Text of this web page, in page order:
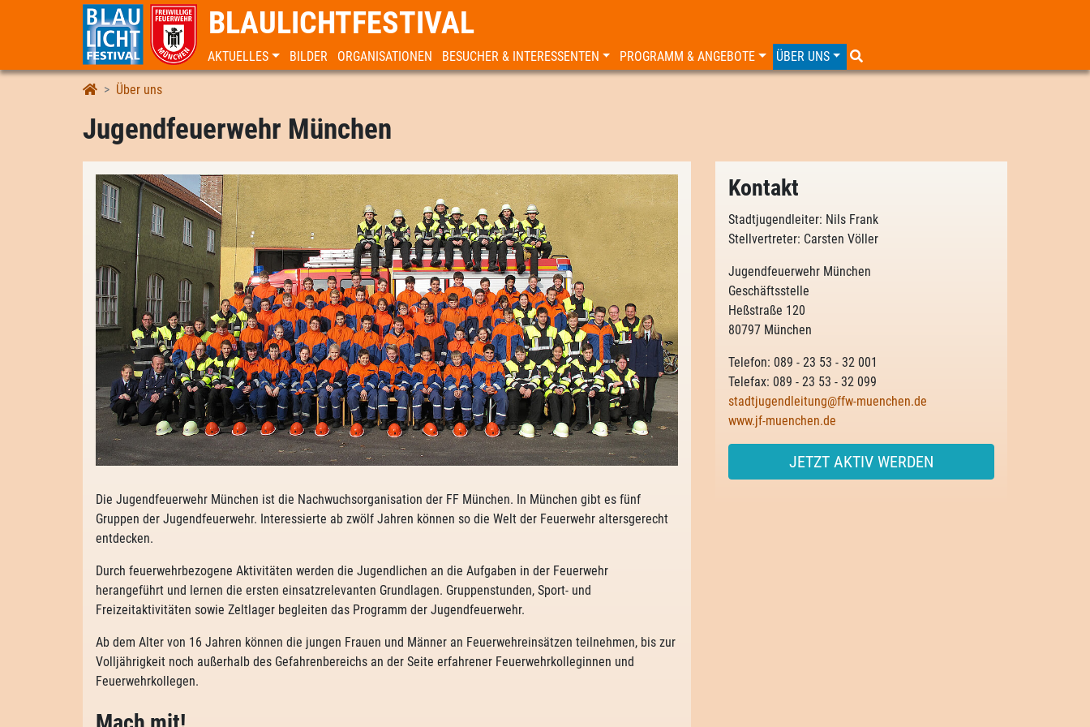
BLAULICHTFESTIVAL
AKTUELLES BILDER ORGANISATIONEN BESUCHER & INTERESSENTEN PROGRAMM & ANGEBOTE ÜBER UNS
Über uns
Jugendfeuerwehr München
Jugendfeuerwehr München
Die Jugendfeuerwehr München ist die Nachwuchsorganisation der FF München. In München gibt es fünf
Gruppen der Jugendfeuerwehr. Interessierte ab zwölf Jahren können so die Welt der Feuerwehr altersgerecht
entdecken.
Durch feuerwehrbezogene Aktivitäten werden die Jugendlichen an die Aufgaben in der Feuerwehr
herangeführt und lernen die ersten einsatzrelevanten Grundlagen. Gruppenstunden, Sport- und
Freizeitaktivitäten sowie Zeltlager begleiten das Programm der Jugendfeuerwehr.
Ab dem Alter von 16 Jahren können die jungen Frauen und Männer an Feuerwehreinsätzen teilnehmen, bis zur
Volljährigkeit noch außerhalb des Gefahrenbereichs an der Seite erfahrener Feuerwehrkolleginnen und
Feuerwehrkollegen.
Kontakt
Stadtjugendleiter: Nils Frank
Stellvertreter: Carsten Völler
Jugendfeuerwehr München
Geschäftsstelle
Heßstraße 120
80797 München
Telefon: 089 - 23 53 - 32 001
Telefax: 089 - 23 53 - 32 099
stadtjugendleitung@ffw-muenchen.de
www.jf-muenchen.de
JETZT AKTIV WERDEN